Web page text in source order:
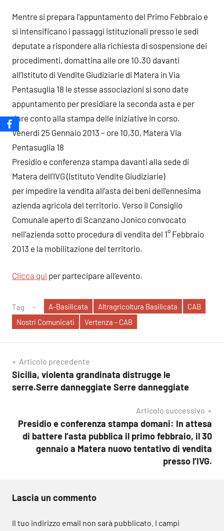
Mentre si prepara l’appuntamento del Primo Febbraio e
si intensificano i passaggi istituzionali presso le sedi
deputate a rispondere alla richiesta di sospensione dei
procedimenti, domattina alle ore 10.30 davanti
all’Istituto di Vendite Giudiziarie di Matera in Via
Pentasuglia 18 le stesse associazioni si sono date
appuntamento per presidiare la seconda asta e per
dare conto alla stampa delle iniziative in corso.
Venerdi 25 Gennaio 2013 – ore 10,30, Matera Via
Pentasuglia 18
Presidio e conferenza stampa davanti alla sede di
Matera dell’IVG (Istituto Vendite Giudiziarie)
per impedire la vendita all’asta dei beni dell’ennesima
azienda agricola del territorio. Verso il Consiglio
Comunale aperto di Scanzano Jonico convocato
nell’azienda sotto procedura di vendita del 1° Febbraio
2013 e la mobilitazione del territorio.
Clicca qui per partecipare all’evento.
Tag A-Basilicata Altragricoltura Basilicata
CAB
Nostri Comunicati
Vertenza - CAB
Navigazione
articoli
Articolo precedente
Sicilia, violenta grandinata distrugge le
serre.Serre danneggiate Serre danneggiate
Articolo successivo
Presidio e conferenza stampa domani: In attesa
di battere l’asta pubblica il primo febbraio, il 30
gennaio a Matera nuovo tentativo di vendita
presso l’IVG.
Lascia un commento
Il tuo indirizzo email non sarà pubblicato. I campi